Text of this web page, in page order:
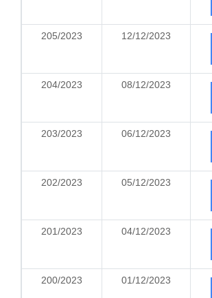
205/2023 12/12/2023
204/2023 08/12/2023
203/2023 06/12/2023
202/2023 05/12/2023
201/2023 04/12/2023
200/2023 01/12/2023